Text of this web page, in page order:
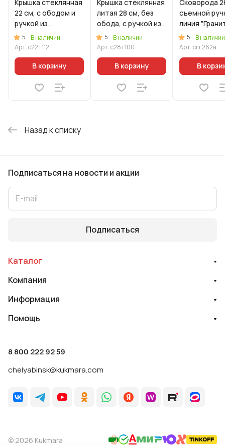
Крышка стеклянная
22 см, с ободом и
ручкой из
нерж.стали, деколь
серая
5
В наличии
Арт.с22т112
В корзину
Крышка стеклянная
литая 28 см, без
обода, с ручкой из
нерж.стали
5
В наличии
Арт.с28т100
В корзину
Сковорода
съемной
линия
ультра"
5
В наличии
Арт.сгг262а
В
Назад к списку
Подписаться на новости и акции
Подписаться
Каталог
Компания
Информация
Помощь
8 800 222 92 59
chelyabinsk@kukmara.com
© 2026 Kukmara